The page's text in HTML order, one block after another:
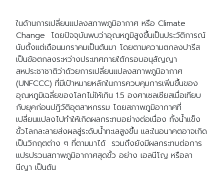
ในด้านการเปลี่ยนแปลงสภาพภูมิอากาศ หรือ Climate
Change โดยปัจจุบันพบว่าอุณหภูมิสูงขึ้นเป็นประวัติการณ์
นับตั้งแต่เดือนมกราคมเป็นต้นมา โดยตามความตกลงปารีส
เป็นข้อตกลงระหว่างประเทศภายใต้กรอบอนุสัญญา
สหประชาชาติว่าด้วยการเปลี่ยนแปลงสภาพภูมิอากาศ
(UNFCCC) ที่มีเป้าหมายหลักในการควบคุมการเพิ่มขึ้นของ
อุณหภูมิเฉลี่ยของโลกไม่ให้เกิน 1.5 องศาเซลเซียสเมื่อเทียบ
กับยุคก่อนปฎิวัติอุตสาหกรรม โดยสภาพภูมิอากาศที่
เปลี่ยนแปลงไปทำให้เกิดผลกระทบอย่างต่อเนื่อง ทั้งน้ำแข็ง
ขั้วโลกละลายส่งผลสู่ระดับน้ำทะเลสูงขึ้น และในอนาคตอาจเกิด
เป็นวิกฤตต่าง ๆ ที่ตามมาได้ รวมถึงยังมีผลกระทบต่อการ
แปรปรวนสภาพภูมิอากาศสุดขั้ว อย่าง เอลนีโญ หรือลา
นีญา เป็นต้น